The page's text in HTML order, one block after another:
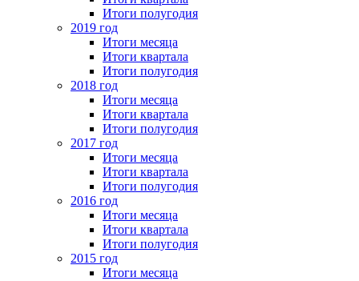
Итоги полугодия
2019 год
Итоги месяца
Итоги квартала
Итоги полугодия
2018 год
Итоги месяца
Итоги квартала
Итоги полугодия
2017 год
Итоги месяца
Итоги квартала
Итоги полугодия
2016 год
Итоги месяца
Итоги квартала
Итоги полугодия
2015 год
Итоги месяца